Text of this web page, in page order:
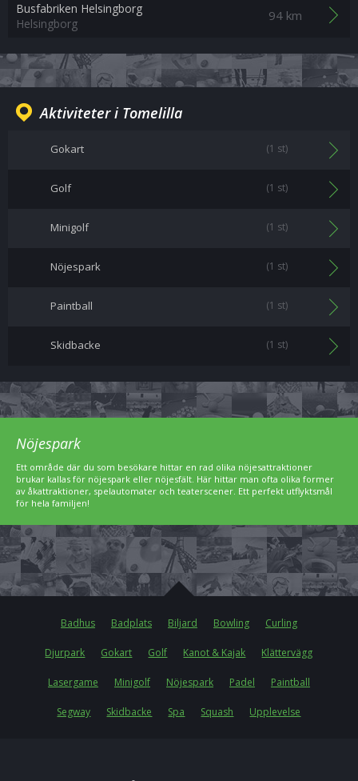
Busfabriken Helsingborg
Helsingborg
94 km
Aktiviteter i Tomelilla
Gokart (1 st)
Golf (1 st)
Minigolf (1 st)
Nöjespark (1 st)
Paintball (1 st)
Skidbacke (1 st)
Nöjespark
Ett område där du som besökare hittar en rad olika nöjesattraktioner
brukar kallas för nöjespark eller nöjesfält. Här hittar man ofta olika former
av åkattraktioner, spelautomater och teaterscener. Ett perfekt utflyktsmål
för hela familjen!
Badhus Badplats Biljard Bowling Curling
Djurpark Gokart Golf Kanot & Kajak Klättervägg
Lasergame Minigolf Nöjespark Padel Paintball
Segway Skidbacke Spa Squash Upplevelse